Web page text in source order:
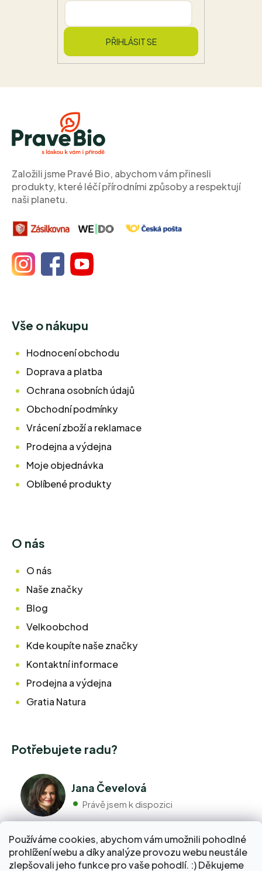
Používáme cookies, abychom vám umožnili pohodlné
prohlížení webu a díky analýze provozu webu neustále
zlepšovali jeho funkce pro vaše pohodlí. :) Děkujeme
PŘIHLÁSIT SE
Založili jsme Pravé Bio, abychom vám přinesli
produkty, které léčí přírodními způsoby a respektují
naši planetu.
Vše o nákupu
Hodnocení obchodu
Doprava a platba
Ochrana osobních údajů
Obchodní podmínky
Vrácení zboží a reklamace
Prodejna a výdejna
Moje objednávka
Oblíbené produkty
O nás
O nás
Naše značky
Blog
Velkoobchod
Kde koupíte naše značky
Kontaktní informace
Prodejna a výdejna
Gratia Natura
Potřebujete radu?
Jana Čevelová
Právě jsem k dispozici
+420 776 298 517
Volejte pondělí - pátek 9:00 až 17:00